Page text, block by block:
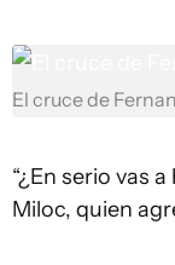
El cruce de
“¿En serio vas
Miloc, quien